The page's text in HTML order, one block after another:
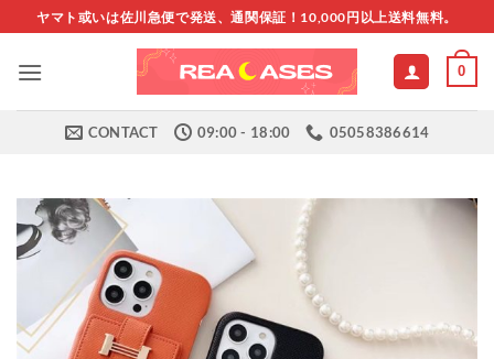
to
content
ヤマト或いは佐川急便で発送、通関保証！10,000円以上送料無料。
0
CONTACT 09:00 - 18:00 05058386614